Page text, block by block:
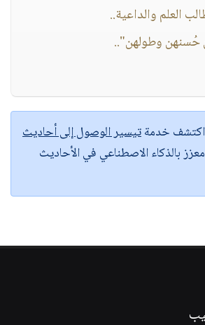
العلم والداعية..
حُسنهن وطولهن"..
اكتشف خدمةتيسير الوصول إلى أحاديث
بالذكاء الاصطناعي في الأحاديث